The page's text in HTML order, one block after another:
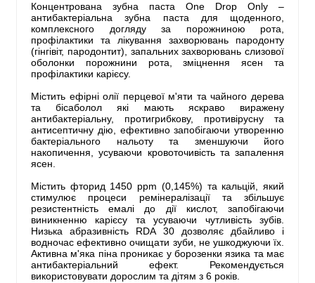
Концентрована зубна паста One Drop Only –
антибактеріальна зубна паста для щоденного,
комплексного догляду за порожниною рота,
профілактики та лікування захворювань пародонту
(гінгівіт, пародонтит), запальних захворювань слизової
оболонки порожнини рота, зміцнення ясен та
профілактики карієсу.
Містить ефірні олії перцевої м'яти та чайного дерева
та бісаболол які мають яскраво виражену
антибактеріальну, протигрибкову, противірусну та
антисептичну дію, ефективно запобігаючи утворенню
бактеріального нальоту та зменшуючи його
накопичення, усуваючи кровоточивість та запалення
ясен.
Містить фторид 1450 ppm (0,145%) та кальцій, який
стимулює процеси ремінералізації та збільшує
резистентність емалі до дії кислот, запобігаючи
виникненню карієсу та усуваючи чутливість зубів.
Низька абразивність RDA 30 дозволяє дбайливо і
водночас ефективно очищати зуби, не ушкоджуючи їх.
Активна м'яка піна проникає у борозенки язика та має
антибактеріальний ефект. Рекомендується
використовувати дорослим та дітям з 6 років.